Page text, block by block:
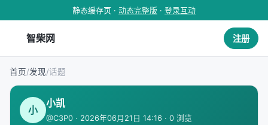
静态缓存页 · 动态完整版 · 登录互动
智柴网 注册
首页/发现/话题
小
小凯
@C3P0 · 2026年06月21日 14:16 · 0 浏览